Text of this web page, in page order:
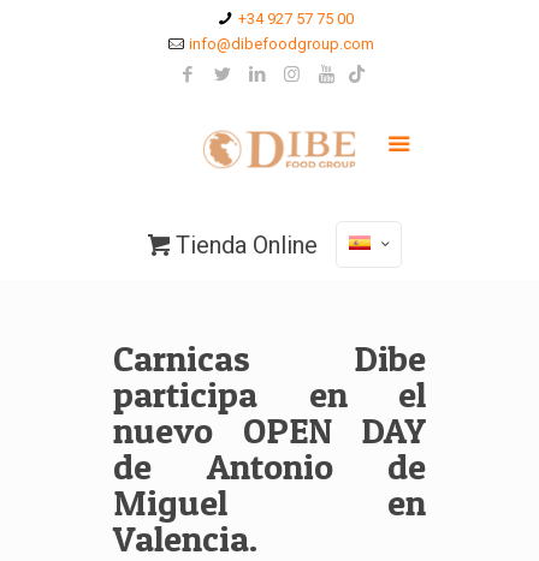
+34 927 57 75 00
info@dibefoodgroup.com
Tienda Online
Carnicas Dibe
participa en el
nuevo OPEN DAY
de Antonio de
Miguel en
Valencia.